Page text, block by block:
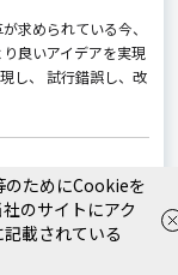
求められている今、
良いアイデアを実現
し、 試行錯誤し、改
レル
ストラン
のためにCookieを
のサイトにアク
記載されている